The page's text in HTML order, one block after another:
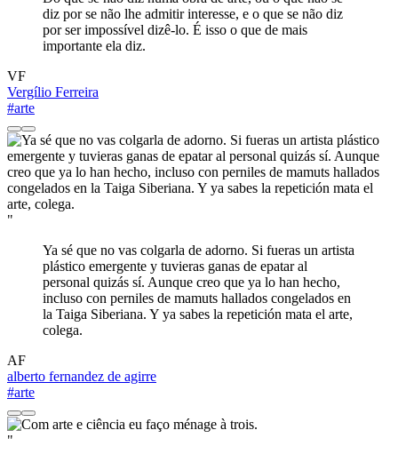
diz por se não lhe admitir interesse, e o que se não diz
por ser impossível dizê-lo. É isso o que de mais
importante ela diz.
VF
Vergílio Ferreira
#arte
"
Ya sé que no vas colgarla de adorno. Si fueras un artista
plástico emergente y tuvieras ganas de epatar al
personal quizás sí. Aunque creo que ya lo han hecho,
incluso con perniles de mamuts hallados congelados en
la Taiga Siberiana. Y ya sabes la repetición mata el arte,
colega.
AF
alberto fernandez de agirre
#arte
"